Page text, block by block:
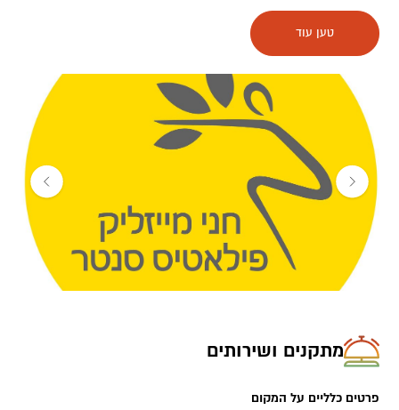
מכשירים ושיעורים מותאמים אישית
בשיעור תרגילים מגוונים ,המזיזים את גופך תוך כדי תמיכה של
תנועה שגופך משתוקק לה, מרמה בסיסית עד מאתגרת מאוד.
שיעורי פילאטיס ומכשירים- בקבוצות קטנות ובאוירה אינטימית
סוגי השיעורים בפילאטיס סנטר:
שיעור פרטי:
שיעור פילאטיס מכשירים,
שנבנה לפי מטרות אימון משותפות לך ולי.
השיעור מותאם לפי רמה ויכולת, תוך הסתכלות אישית.
שיעור פרטי בשניים.
שיעור בקבוצה קטנה ואינטימית של עד 5 מתאמנים.
טען עוד
מתקנים ושירותים
פרטים כלליים על המקום